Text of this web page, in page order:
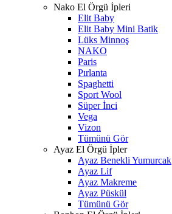
Nako El Örgü İpleri
Elit Baby
Elit Baby Mini Batik
Lüks Minnoş
NAKO
Paris
Pırlanta
Spaghetti
Sport Wool
Süper İnci
Vega
Vizon
Tümünü Gör
Ayaz El Örgü İpler
Ayaz Benekli Yumurcak
Ayaz Lif
Ayaz Makreme
Ayaz Püskül
Tümünü Gör